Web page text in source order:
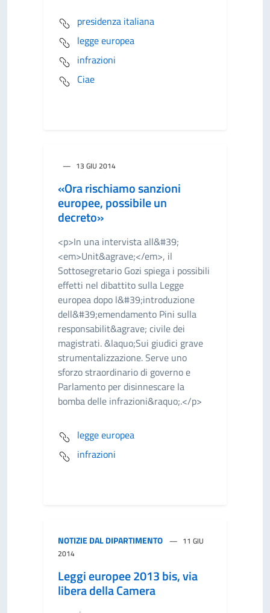
presidenza italiana
legge europea
infrazioni
Ciae
13 GIU 2014
«Ora rischiamo sanzioni
europee, possibile un
decreto»
<p>In una intervista all&#39;
<em>Unit&agrave;</em>, il
Sottosegretario Gozi spiega i possibili
effetti nel dibattito sulla Legge
europea dopo l&#39;introduzione
dell&#39;emendamento Pini sulla
responsabilit&agrave; civile dei
magistrati. &laquo;Sui giudici grave
strumentalizzazione. Serve uno
sforzo straordinario di governo e
Parlamento per disinnescare la
bomba delle infrazioni&raquo;.</p>
legge europea
infrazioni
NOTIZIE DAL DIPARTIMENTO
11 GIU
2014
Leggi europee 2013 bis, via
libera della Camera